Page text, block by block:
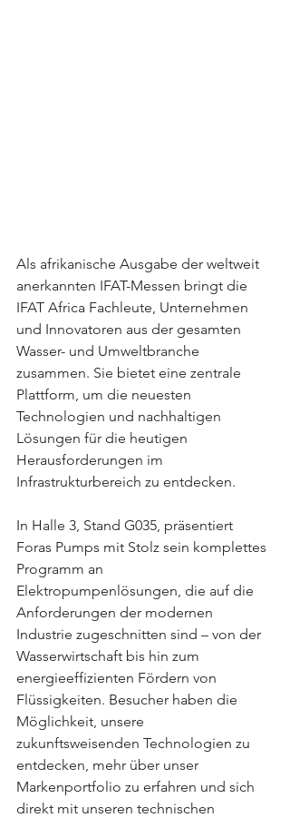
Als afrikanische Ausgabe der weltweit
anerkannten IFAT-Messen bringt die
IFAT Africa Fachleute, Unternehmen
und Innovatoren aus der gesamten
Wasser- und Umweltbranche
zusammen. Sie bietet eine zentrale
Plattform, um die neuesten
Technologien und nachhaltigen
Lösungen für die heutigen
Herausforderungen im
Infrastrukturbereich zu entdecken.
In Halle 3, Stand G035, präsentiert
Foras Pumps mit Stolz sein komplettes
Programm an
Elektropumpenlösungen, die auf die
Anforderungen der modernen
Industrie zugeschnitten sind – von der
Wasserwirtschaft bis hin zum
energieeffizienten Fördern von
Flüssigkeiten. Besucher haben die
Möglichkeit, unsere
zukunftsweisenden Technologien zu
entdecken, mehr über unser
Markenportfolio zu erfahren und sich
direkt mit unseren technischen